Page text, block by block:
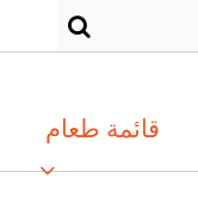
قائمة طعام